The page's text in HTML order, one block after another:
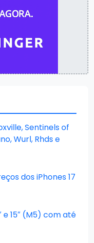
Sentinels of
Wurl, Rhds e
dos iPhones 17
e 15″ (M5) com até